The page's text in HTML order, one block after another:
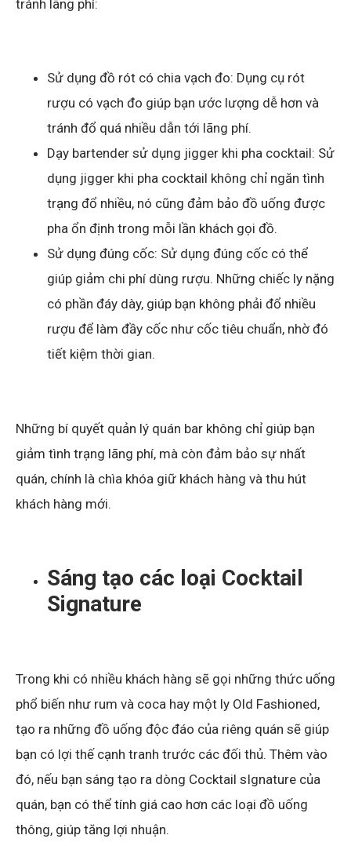
tránh lãng phí:
Sử dụng đồ rót có chia vạch đo: Dụng cụ rót
rượu có vạch đo giúp bạn ước lượng dễ hơn và
tránh đổ quá nhiều dẫn tới lãng phí.
Dạy bartender sử dụng jigger khi pha cocktail: Sử
dụng jigger khi pha cocktail không chỉ ngăn tình
trạng đổ nhiều, nó cũng đảm bảo đồ uống được
pha ổn định trong mỗi lần khách gọi đồ.
Sử dụng đúng cốc: Sử dụng đúng cốc có thể
giúp giảm chi phí dùng rượu. Những chiếc ly nặng
có phần đáy dày, giúp bạn không phải đổ nhiều
rượu để làm đầy cốc như cốc tiêu chuẩn, nhờ đó
tiết kiệm thời gian.
Những bí quyết quản lý quán bar không chỉ giúp bạn
giảm tình trạng lãng phí, mà còn đảm bảo sự nhất
quán, chính là chìa khóa giữ khách hàng và thu hút
khách hàng mới.
Sáng tạo các loại Cocktail
Signature
Trong khi có nhiều khách hàng sẽ gọi những thức uống
phổ biến như rum và coca hay một ly Old Fashioned,
tạo ra những đồ uống độc đáo của riêng quán sẽ giúp
bạn có lợi thế cạnh tranh trước các đối thủ. Thêm vào
đó, nếu bạn sáng tạo ra dòng Cocktail sIgnature của
quán, bạn có thể tính giá cao hơn các loại đồ uống
thông, giúp tăng lợi nhuận.